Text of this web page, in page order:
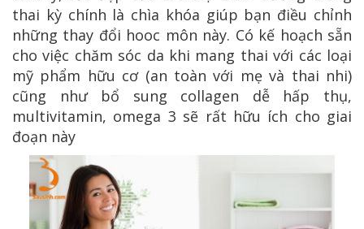
thai kỳ chính là chìa khóa giúp bạn điều chỉnh
những thay đổi hooc môn này. Có kế hoạch sẵn
cho việc chăm sóc da khi mang thai với các loại
mỹ phẩm hữu cơ (an toàn với mẹ và thai nhi)
cũng như bổ sung collagen dễ hấp thụ,
multivitamin, omega 3 sẽ rất hữu ích cho giai
đoạn này